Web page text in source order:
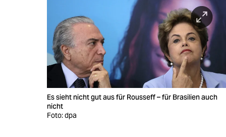
Es sieht nicht gut aus für Rousseff – für Brasilien auch
nicht
Foto: dpa